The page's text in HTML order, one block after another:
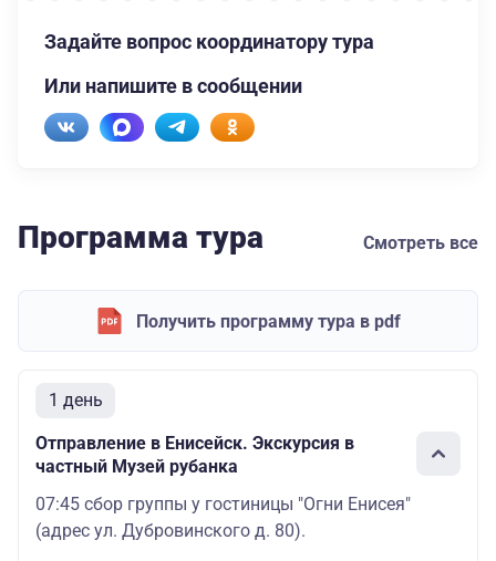
Задайте вопрос координатору тура
Или напишите в сообщении
Программа тура Смотреть все
Получить программу тура в pdf
1 день
Отправление в Енисейск. Экскурсия в
частный Музей рубанка
07:45 сбор группы у гостиницы "Огни Енисея"
(адрес ул. Дубровинского д. 80).